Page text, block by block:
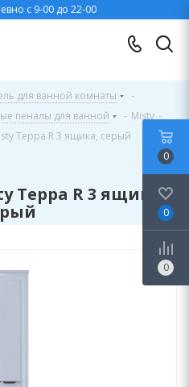
с 9-00 до 22-00
для ванной комнаты
-
пеналы для ванной - Misty -
Терра R 3 ящика, серый
Терра R 3 ящика,
0
0
0